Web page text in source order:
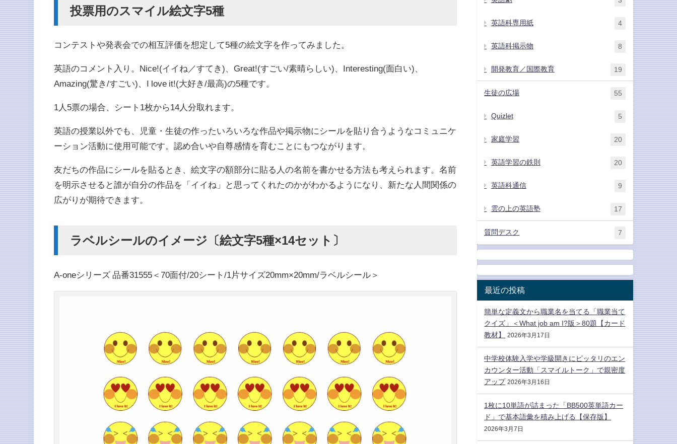
投票用のスマイル絵文字5種
コンテストや発表会での相互評価を想定して5種の絵文字を作ってみました。
英語のコメント入り。Nice!(イイね／すてき)、Great!(すごい/素晴らしい)、Interesting(面白い)、
Amazing(驚き/すごい)、I love it!(大好き/最高)の5種です。
1人5票の場合、シート1枚から14人分取れます。
英語の授業以外でも、児童・生徒の作ったいろいろな作品や掲示物にシールを貼り合うようなコミュニケ
ーション活動に使用可能です。認め合いや自尊感情を育むことにもつながります。
友だちの作品にシールを貼るとき、絵文字の額部分に貼る人の名前を書かせる方法も考えられます。名前
を明示させると誰が自分の作品を「イイね」と思ってくれたのかがわかるようになり、新たな人間関係の
広がりが期待できます。
ラベルシールのイメージ〔絵文字5種×14セット〕
A-oneシリーズ 品番31555＜70面付/20シート/1片サイズ20mm×20mm/ラベルシール＞
英語科専用紙 4
英語科掲示物 8
開発教育／国際教育 19
生徒の広場 55
Quizlet 5
家庭学習 20
英語学習の鉄則 20
英語科通信 9
雲の上の英語塾 17
質問デスク 7
最近の投稿
簡単な定義文から職業名を当てる「職業当て
クイズ」＜What job am I?版＞80題【カード
教材】
2026年3月17日
中学校体験入学や学級開きにピッタリのエン
カウンター活動「スマイルトーク」で親密度
アップ 2026年3月16日
1枚に10単語が詰まった「BB500英単語カー
ド」で基本語彙を積み上げる【保存版】
2026年3月7日